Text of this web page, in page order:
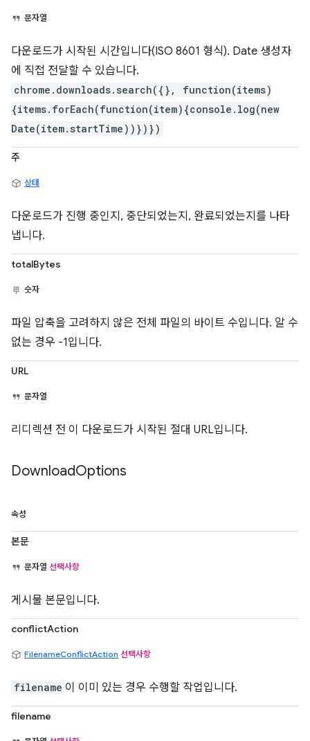
문자열
다운로드가 시작된 시간입니다(ISO 8601 형식). Date 생성자
에 직접 전달할 수 있습니다.
chrome.downloads.search({}, function(items)
{items.forEach(function(item){console.log(new
Date(item.startTime))})})
주
상태
다운로드가 진행 중인지, 중단되었는지, 완료되었는지를 나타
냅니다.
totalBytes
숫자
파일 압축을 고려하지 않은 전체 파일의 바이트 수입니다. 알 수
없는 경우 -1입니다.
URL
문자열
리디렉션 전 이 다운로드가 시작된 절대 URL입니다.
DownloadOptions
속성
본문
문자열 선택사항
게시물 본문입니다.
conflictAction
FilenameConflictAction 선택사항
filename 이 이미 있는 경우 수행할 작업입니다.
filename